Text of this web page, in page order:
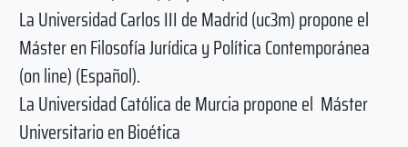
La Universidad Carlos III de Madrid (uc3m) propone el
Máster en Filosofía Jurídica y Política Contemporánea
(on line) (Español).
La Universidad Católica de Murcia propone el Máster
Universitario en Bioética